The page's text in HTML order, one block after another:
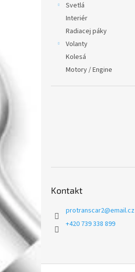
Svetlá
Interiér
Radiacej páky
Volanty
Kolesá
Motory / Engine
Kontakt
protranscar2@email.cz
+420 739 338 899
Z